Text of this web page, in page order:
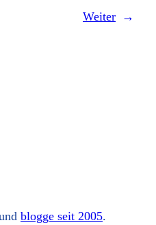
Weiter →
blogge seit 2005.